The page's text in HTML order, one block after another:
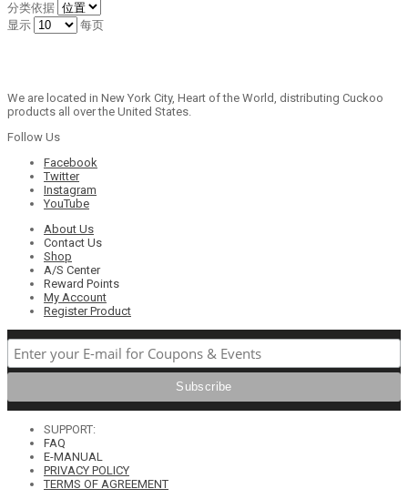
分类依据
显示
每页
We are located in New York City, Heart of the World, distributing Cuckoo
products all over the United States.
Follow Us
Facebook
Twitter
Instagram
YouTube
About Us
Contact Us
Shop
A/S Center
Reward Points
My Account
Register Product
SUPPORT:
FAQ
E-MANUAL
PRIVACY POLICY
TERMS OF AGREEMENT